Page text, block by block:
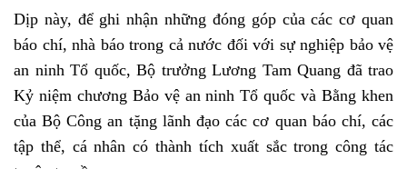
Dịp này, để ghi nhận những đóng góp của các cơ quan
báo chí, nhà báo trong cả nước đối với sự nghiệp bảo vệ
an ninh Tổ quốc, Bộ trưởng Lương Tam Quang đã trao
Kỷ niệm chương Bảo vệ an ninh Tổ quốc và Bằng khen
của Bộ Công an tặng lãnh đạo các cơ quan báo chí, các
tập thể, cá nhân có thành tích xuất sắc trong công tác